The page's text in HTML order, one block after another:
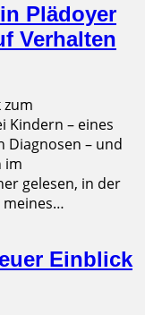
Plädoyer
Verhalten
Kindern – eines
Diagnosen – und
im
gelesen, in der
meines…
Einblick